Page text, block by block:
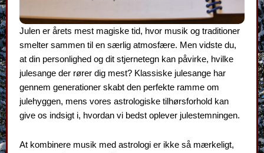
Julen er årets mest magiske tid, hvor musik og traditioner
smelter sammen til en særlig atmosfære. Men vidste du,
at din personlighed og dit stjernetegn kan påvirke, hvilke
julesange der rører dig mest? Klassiske julesange har
gennem generationer skabt den perfekte ramme om
julehyggen, mens vores astrologiske tilhørsforhold kan
give os indsigt i, hvordan vi bedst oplever julestemningen.
At kombinere musik med astrologi er ikke så mærkeligt,